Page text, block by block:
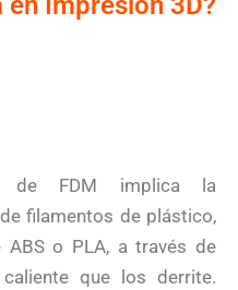
de FDM implica la
filamentos de plástico,
ABS o PLA, a través de
que los derrite.